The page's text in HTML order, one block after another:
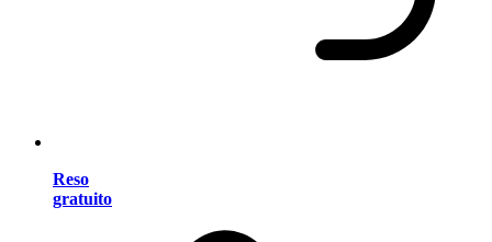
Reso
gratuito